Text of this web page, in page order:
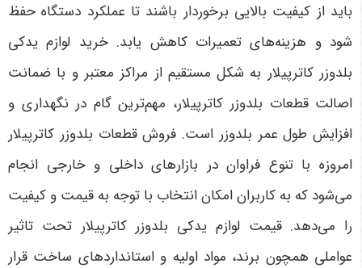
باید از کیفیت بالایی برخوردار باشند تا عملکرد دستگاه حفظ
شود و هزینه‌های تعمیرات کاهش یابد. خرید لوازم یدکی
بلدوزر کاترپیلار به شکل مستقیم از مراکز معتبر و با ضمانت
اصالت قطعات بلدوزر کاترپیلار، مهم‌ترین گام در نگهداری و
افزایش طول عمر بلدوزر است. فروش قطعات بلدوزر کاترپیلار
امروزه با تنوع فراوان در بازارهای داخلی و خارجی انجام
می‌شود که به کاربران امکان انتخاب با توجه به قیمت و کیفیت
را می‌دهد. قیمت لوازم یدکی بلدوزر کاترپیلار تحت تاثیر
عواملی همچون برند، مواد اولیه و استانداردهای ساخت قرار